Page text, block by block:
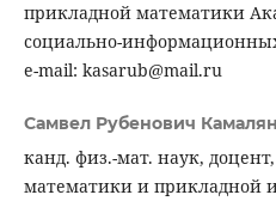
прикладной математики
социально-
e-mail: kasarub@mail.ru
Самвел Рубенович Камалян
канд. физ.-мат. наук,
математики и прикладной